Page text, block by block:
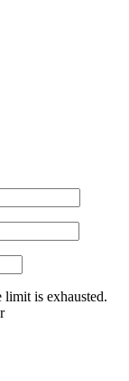
limit is exhausted.